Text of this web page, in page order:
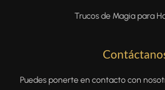
Puedes ponerte en contacto con
Trucos de Magia para